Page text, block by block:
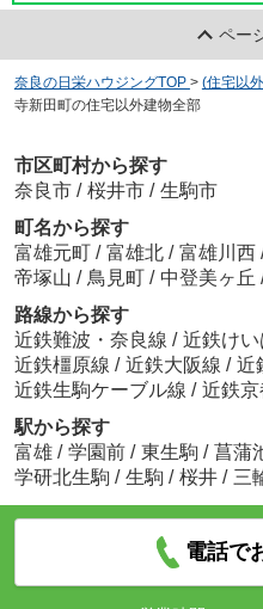
ペー
奈良の日栄ハウジングTOP > (住宅以
寺新田町の住宅以外建物全部
市区町村から探す
奈良市 / 桜井市 / 生駒市
町名から探す
富雄元町 / 富雄北 / 富雄川西
帝塚山 / 鳥見町 / 中登美ヶ丘
路線から探す
近鉄難波・奈良線 / 近鉄け
近鉄橿原線 / 近鉄大阪線 / 近
近鉄生駒ケーブル線 / 近鉄京
駅から探す
富雄 / 学園前 / 東生駒 / 菖蒲
学研北生駒 / 生駒 / 桜井 / 三
電話で